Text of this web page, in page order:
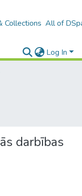
Collections All of
Log In
darbības